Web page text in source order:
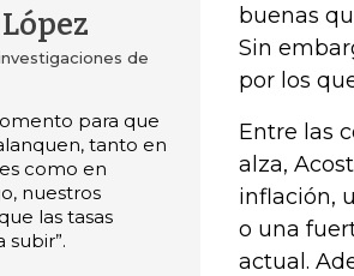
de
para que
tanto en
como en
nuestros
las tasas
buenas
Sin
por los
Entre las
alza,
inflación,
o una
actual.